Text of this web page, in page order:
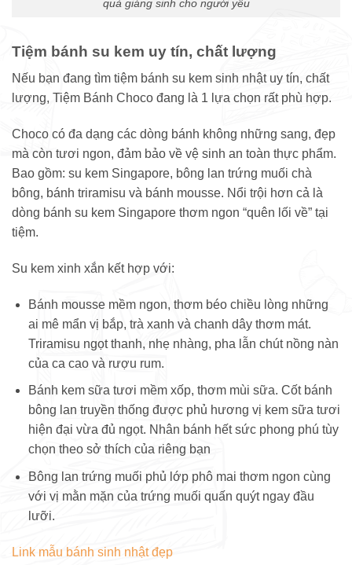
quà giáng sinh cho người yêu
Tiệm bánh su kem uy tín, chất lượng
Nếu bạn đang tìm tiệm bánh su kem sinh nhật uy tín, chất
lượng, Tiệm Bánh Choco đang là 1 lựa chọn rất phù hợp.
Choco có đa dạng các dòng bánh không những sang, đẹp
mà còn tươi ngon, đảm bảo về vệ sinh an toàn thực phẩm.
Bao gồm: su kem Singapore, bông lan trứng muối chà
bông, bánh triramisu và bánh mousse. Nổi trội hơn cả là
dòng bánh su kem Singapore thơm ngon “quên lối về” tại
tiệm.
Su kem xinh xắn kết hợp với:
Bánh mousse mềm ngon, thơm béo chiều lòng những
ai mê mẩn vị bắp, trà xanh và chanh dây thơm mát.
Triramisu ngọt thanh, nhẹ nhàng, pha lẫn chút nồng nàn
của ca cao và rượu rum.
Bánh kem sữa tươi mềm xốp, thơm mùi sữa. Cốt bánh
bông lan truyền thống được phủ hương vị kem sữa tươi
hiện đại vừa đủ ngọt. Nhân bánh hết sức phong phú tùy
chọn theo sở thích của riêng bạn
Bông lan trứng muối phủ lớp phô mai thơm ngon cùng
với vị mằn mặn của trứng muối quấn quýt ngay đầu
lưỡi.
Link mẫu bánh sinh nhật đẹp